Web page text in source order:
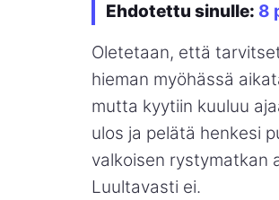
Ehdotettu sinulle: 8
Oletetaan, että
hieman myöhässä
mutta kyytiin kuuluu
ulos ja pelätä henkesi
valkoisen rystymatkan
Luultavasti ei.